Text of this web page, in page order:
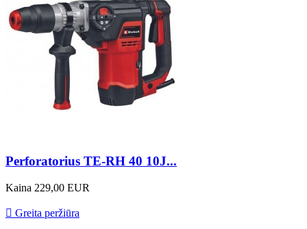
Perforatorius TE-RH 40 10J...
Kaina 229,00 EUR
 Greita peržiūra